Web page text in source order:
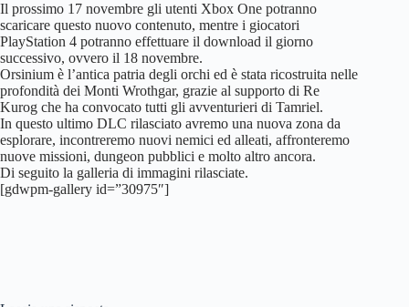
Il prossimo 17 novembre gli utenti Xbox One potranno
scaricare questo nuovo contenuto, mentre i giocatori
PlayStation 4 potranno effettuare il download il giorno
successivo, ovvero il 18 novembre.
Orsinium è l’antica patria degli orchi ed è stata ricostruita nelle
profondità dei Monti Wrothgar, grazie al supporto di Re
Kurog che ha convocato tutti gli avventurieri di Tamriel.
In questo ultimo DLC rilasciato avremo una nuova zona da
esplorare, incontreremo nuovi nemici ed alleati, affronteremo
nuove missioni, dungeon pubblici e molto altro ancora.
Di seguito la galleria di immagini rilasciate.
[gdwpm-gallery id=”30975″]